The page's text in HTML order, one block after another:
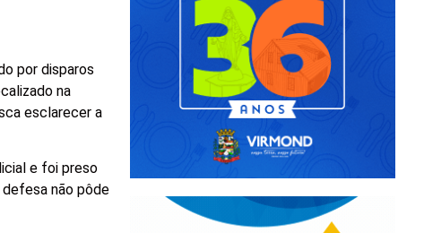
por disparos
na
esclarecer a
e foi preso
não pôde